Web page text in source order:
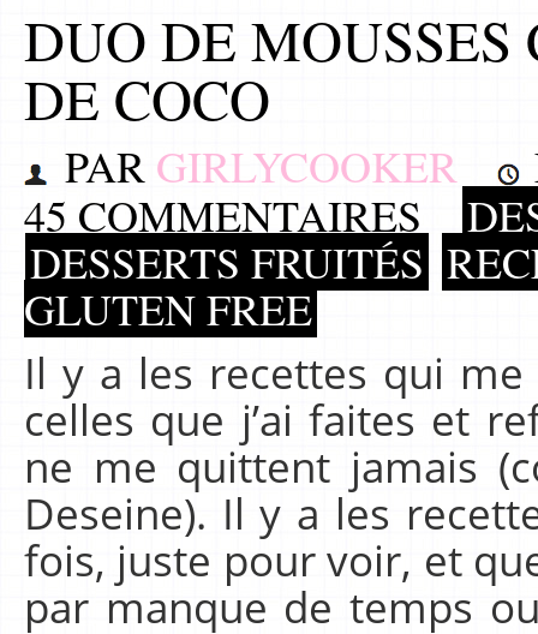
DUO DE
DE COCO
PAR GIRLYCOOKER
45 COMMENTAIRES
DESSERTS FRUITÉS
GLUTEN FREE
Il y a les recettes qui
celles que j’ai faites et
ne me quittent jamais
Deseine). Il y a les
fois, juste pour voir, et
par manque de temps